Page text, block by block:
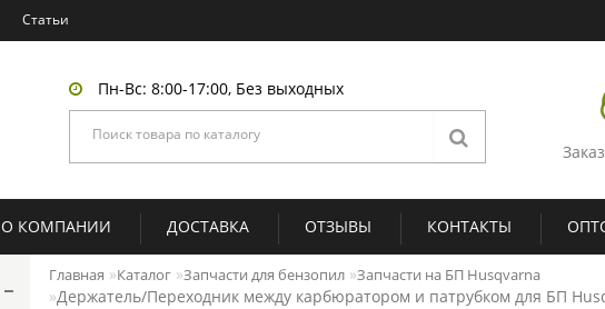
Статьи
Пн-Вс: 8:00-17:00, Без выходных
О КОМПАНИИ ДОСТАВКА ОТЗЫВЫ КОНТАКТЫ
Главная Каталог Запчасти для бензопил Запчасти на БП Husqvarna
Держатель/Переходник между карбюратором и патрубком для БП